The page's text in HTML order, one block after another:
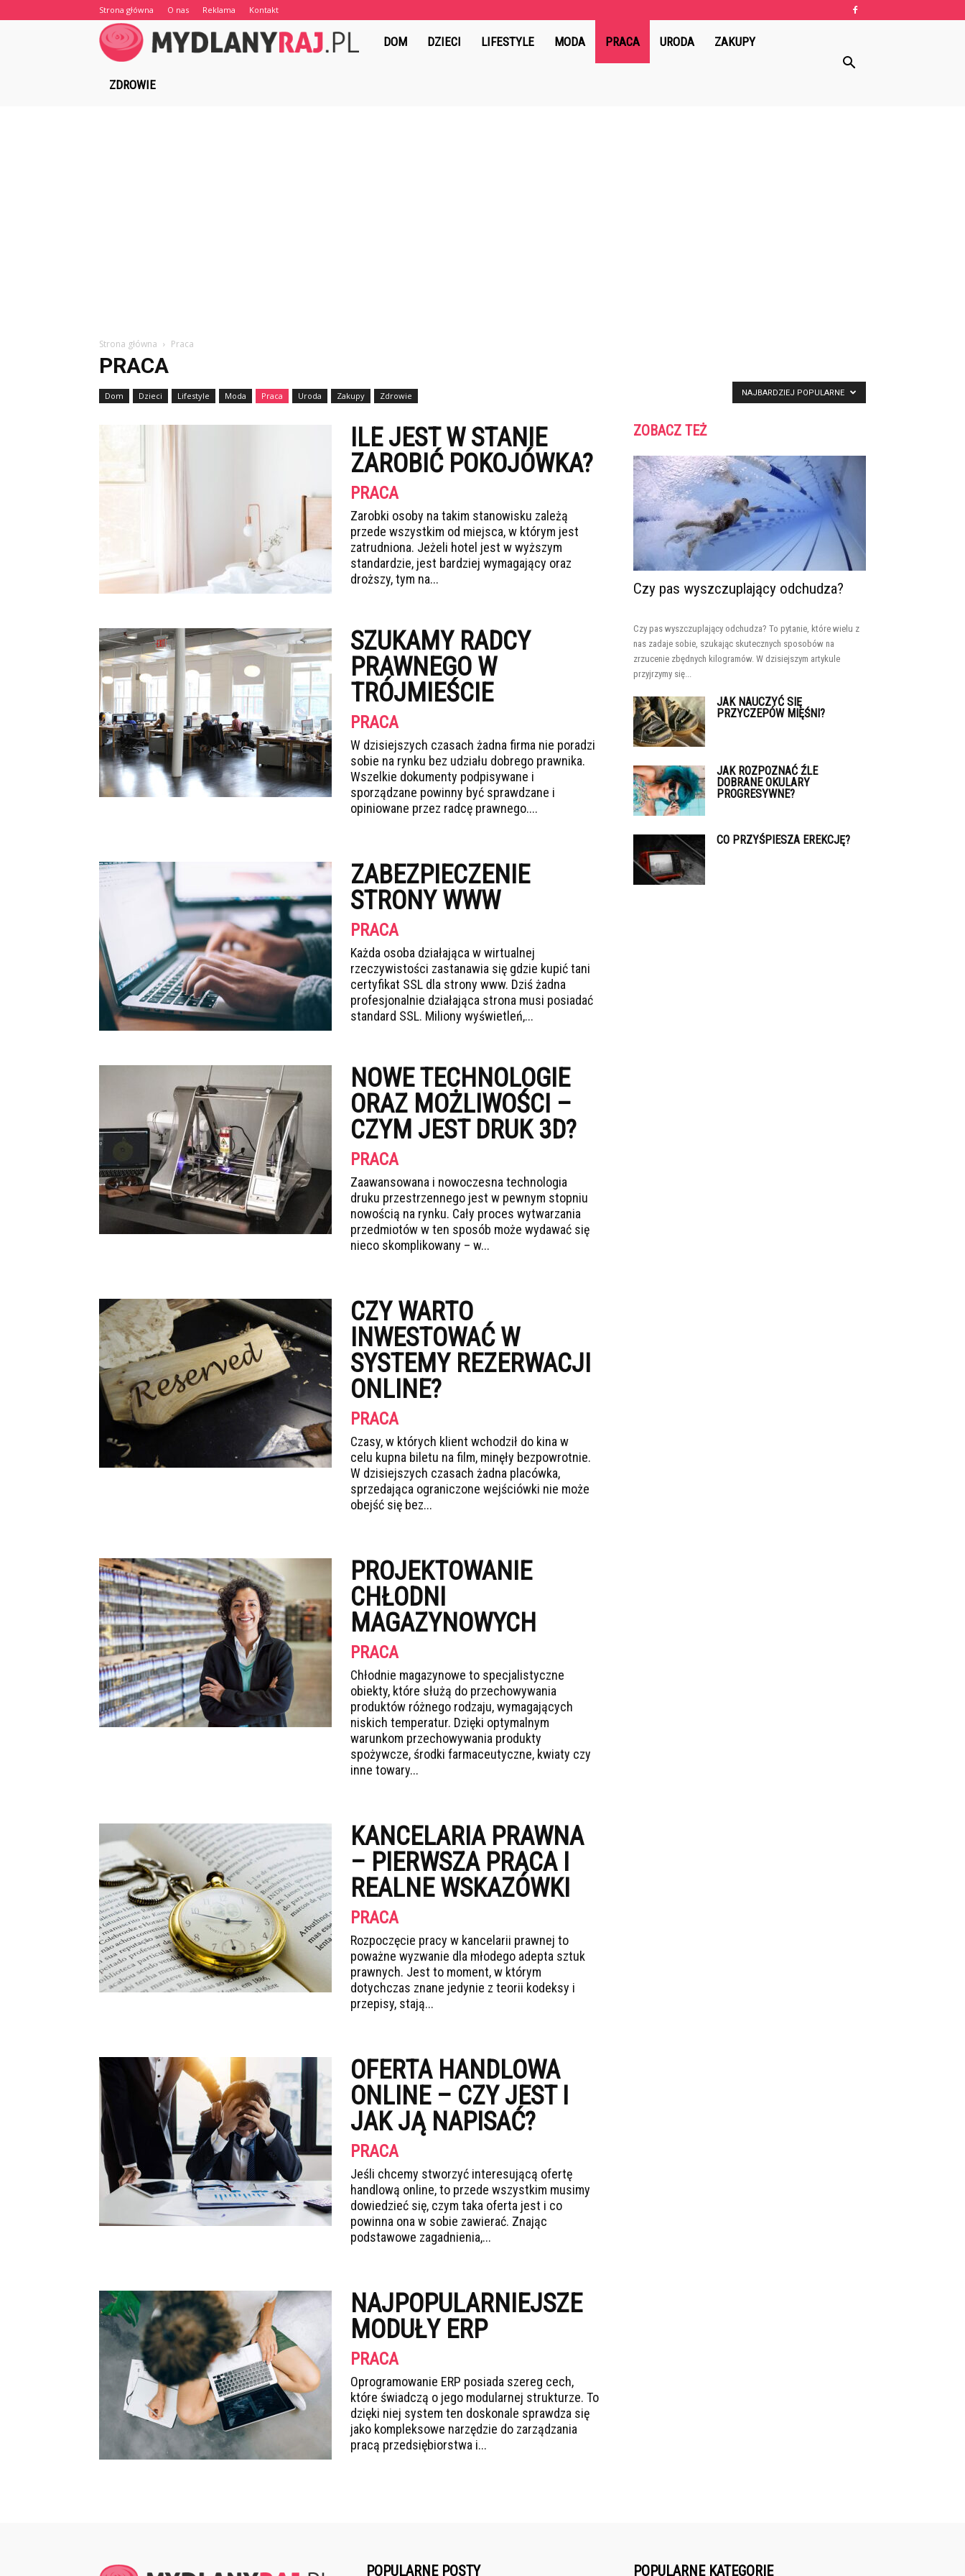
Strona główna O nas Reklama Kontakt
MydlanyRaj.pl
DOM DZIECI LIFESTYLE MODA PRACA URODA ZAKUPY
ZDROWIE
Strona główna Praca
PRACA
Dom Dzieci Lifestyle Moda Praca Uroda Zakupy Zdrowie NAJBARDZIEJ POPULARNE
ILE JEST W STANIE
ZAROBIĆ POKOJÓWKA?
PRACA
Zarobki osoby na takim stanowisku zależą
przede wszystkim od miejsca, w którym jest
zatrudniona. Jeżeli hotel jest w wyższym
standardzie, jest bardziej wymagający oraz
droższy, tym na...
SZUKAMY RADCY
PRAWNEGO W
TRÓJMIEŚCIE
PRACA
W dzisiejszych czasach żadna firma nie poradzi
sobie na rynku bez udziału dobrego prawnika.
Wszelkie dokumenty podpisywane i
sporządzane powinny być sprawdzane i
opiniowane przez radcę prawnego....
ZABEZPIECZENIE
STRONY WWW
PRACA
Każda osoba działająca w wirtualnej
rzeczywistości zastanawia się gdzie kupić tani
certyfikat SSL dla strony www. Dziś żadna
profesjonalnie działająca strona musi posiadać
standard SSL. Miliony wyświetleń,...
NOWE TECHNOLOGIE
ORAZ MOŻLIWOŚCI –
CZYM JEST DRUK 3D?
PRACA
Zaawansowana i nowoczesna technologia
druku przestrzennego jest w pewnym stopniu
nowością na rynku. Cały proces wytwarzania
przedmiotów w ten sposób może wydawać się
nieco skomplikowany – w...
CZY WARTO
INWESTOWAĆ W
SYSTEMY REZERWACJI
ONLINE?
PRACA
Czasy, w których klient wchodził do kina w
celu kupna biletu na film, minęły bezpowrotnie.
W dzisiejszych czasach żadna placówka,
sprzedająca ograniczone wejściówki nie może
obejść się bez...
PROJEKTOWANIE
CHŁODNI
MAGAZYNOWYCH
PRACA
Chłodnie magazynowe to specjalistyczne
obiekty, które służą do przechowywania
produktów różnego rodzaju, wymagających
niskich temperatur. Dzięki optymalnym
warunkom przechowywania produkty
spożywcze, środki farmaceutyczne, kwiaty czy
inne towary...
KANCELARIA PRAWNA
– PIERWSZA PRACA I
REALNE WSKAZÓWKI
PRACA
Rozpoczęcie pracy w kancelarii prawnej to
poważne wyzwanie dla młodego adepta sztuk
prawnych. Jest to moment, w którym
dotychczas znane jedynie z teorii kodeksy i
przepisy, stają...
OFERTA HANDLOWA
ONLINE – CZY JEST I
JAK JĄ NAPISAĆ?
PRACA
Jeśli chcemy stworzyć interesującą ofertę
handlową online, to przede wszystkim musimy
dowiedzieć się, czym taka oferta jest i co
powinna ona w sobie zawierać. Znając
podstawowe zagadnienia,...
NAJPOPULARNIEJSZE
MODUŁY ERP
PRACA
Oprogramowanie ERP posiada szereg cech,
które świadczą o jego modularnej strukturze. To
dzięki niej system ten doskonale sprawdza się
jako kompleksowe narzędzie do zarządzania
pracą przedsiębiorstwa i...
ZOBACZ TEŻ
Czy pas wyszczuplający odchudza?
Czy pas wyszczuplający odchudza? To pytanie, które wielu z
nas zadaje sobie, szukając skutecznych sposobów na
zrzucenie zbędnych kilogramów. W dzisiejszym artykule
przyjrzymy się...
JAK NAUCZYĆ SIĘ
PRZYCZEPÓW MIĘŚNI?
JAK ROZPOZNAĆ ŹLE
DOBRANE OKULARY
PROGRESYWNE?
CO PRZYŚPIESZA EREKCJĘ?
POPULARNE POSTY POPULARNE KATEGORIE